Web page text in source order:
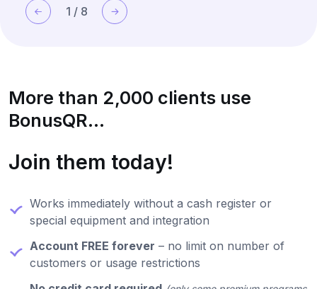
1 / 8
More than 2,000 clients use
BonusQR...
Join them today!
Works immediately without a cash register or
special equipment and integration
Account FREE forever – no limit on number of
customers or usage restrictions